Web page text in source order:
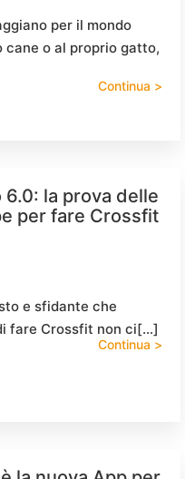
per il mondo
cane o al proprio gatto,
Continua >
6.0: la prova delle
per fare Crossfit
e sfidante che
fare Crossfit non ci[…]
Continua >